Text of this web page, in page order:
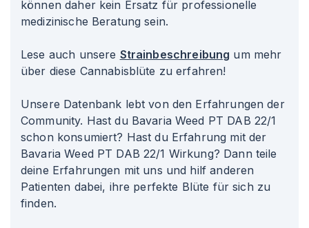
können daher kein Ersatz für professionelle
medizinische Beratung sein.
Lese auch unsere Strainbeschreibung um mehr
über diese Cannabisblüte zu erfahren!
Unsere Datenbank lebt von den Erfahrungen der
Community. Hast du Bavaria Weed PT DAB 22/1
schon konsumiert? Hast du Erfahrung mit der
Bavaria Weed PT DAB 22/1 Wirkung? Dann teile
deine Erfahrungen mit uns und hilf anderen
Patienten dabei, ihre perfekte Blüte für sich zu
finden.